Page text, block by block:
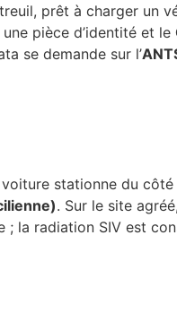
prêt à charger un
une pièce d’identité et le
se demande sur l’
stationne du côté
. Sur le site
radiation SIV est